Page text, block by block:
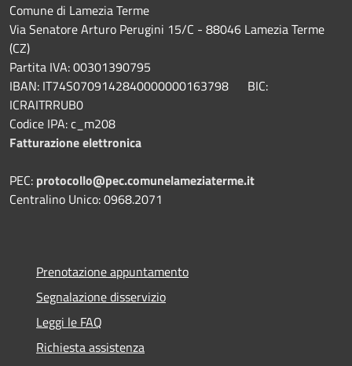
Comune di Lamezia Terme
Via Senatore Arturo Perugini 15/C - 88046 Lamezia Terme
(CZ)
Partita IVA: 00301390795
IBAN: IT74S0709142840000000163798 BIC:
ICRAITRRUB0
Codice IPA: c_m208
Fatturazione elettronica
PEC: protocollo@pec.comunelameziaterme.it
Centralino Unico: 0968.2071
Prenotazione appuntamento
Segnalazione disservizio
Leggi le FAQ
Richiesta assistenza